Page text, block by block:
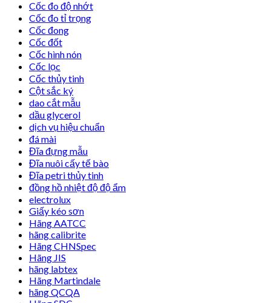
Cốc đo độ nhớt
Cốc đo tỉ trọng
Cốc đong
Cốc đốt
Cốc hình nón
Cốc lọc
Cốc thủy tinh
Cột sắc ký
dao cắt mẫu
dầu glycerol
dịch vụ hiệu chuẩn
đá mài
Đĩa đựng mẫu
Đĩa nuôi cấy tế bào
Đĩa petri thủy tinh
đồng hồ nhiệt độ độ ẩm
electrolux
Giấy kéo sơn
Hãng AATCC
hãng calibrite
Hãng CHNSpec
Hãng JIS
hãng labtex
Hãng Martindale
hãng QCQA